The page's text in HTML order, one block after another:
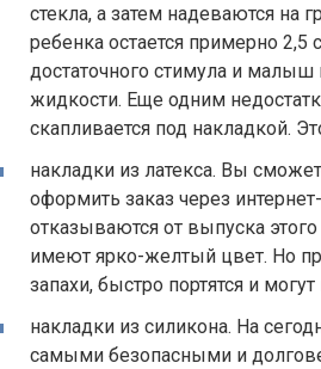
стекла, а затем надеваются на
ребенка остается примерно
достаточного стимула и малыш
жидкости. Еще одним
скапливается под накладкой.
накладки из латекса. Вы
оформить заказ через
отказываются от выпуска
имеют ярко-желтый цвет. Но
запахи, быстро портятся и
накладки из силикона. На
самыми безопасными и